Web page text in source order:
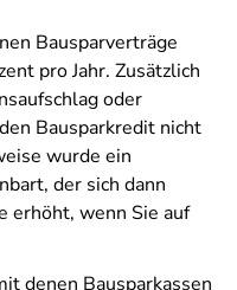
Bausparverträge
pro Jahr. Zusätzlich
oder
Bausparkredit nicht
wurde ein
der sich dann
erhöht, wenn Sie auf
denen Bausparkassen